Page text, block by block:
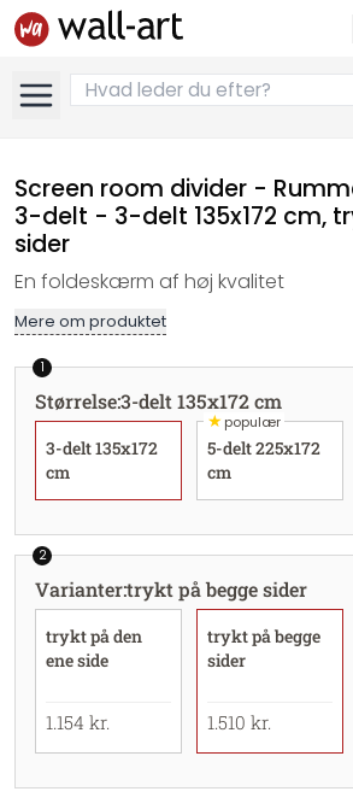
Screen room divider -
3-delt - 3-delt 135x172 cm,
sider
En foldeskærm af høj kvalitet
Mere om produktet
1
Størrelse:3-delt 135x172 cm
3-delt 135x172
cm
★populær
5-delt 225x172
cm
2
Varianter:trykt på begge sider
trykt på den
ene side
1.154 kr.
trykt på begge
sider
1.510 kr.